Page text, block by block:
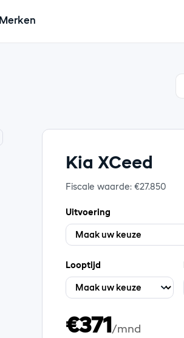
Merken
Kia XCeed
Fiscale waarde: €27.850
Uitvoering
Looptijd
€371 /mnd